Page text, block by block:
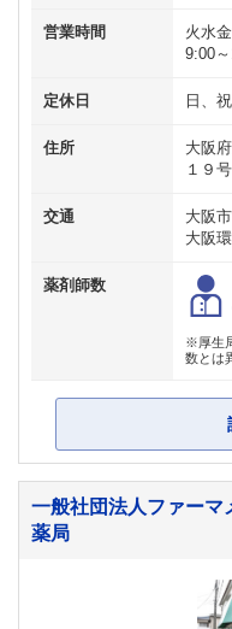
営業時間
火水
9:00
定休日 日、祝
住所
大阪
１９
交通
大阪
大阪
薬剤師数
※厚生
数とは
一般社団法人ファー
薬局